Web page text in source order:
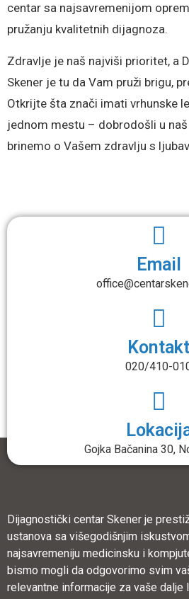
centar sa najsavremenijom
pružanju kvalitetnih dijagnoza.
Zdravlje je naš najviši prioritet, a
Skener je tu da Vam pruži brigu,
Otkrijte šta znači imati vrhunske
jednom mestu – dobrodošli u
brinemo o Vašem zdravlju s
Email
Kontakt
020/410-
Gojka Bačanina 30,
Dijagnostički centar Skener je
ustanova sa višegodišnjim
najsavremeniju medicinsku i
bismo mogli da odgovorimo svim
relevantne informacije za vaše dalje